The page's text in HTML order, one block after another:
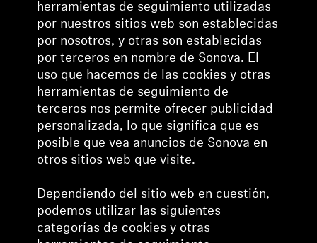
herramientas de seguimiento utilizadas
por nuestros sitios web son establecidas
por nosotros, y otras son establecidas
por terceros en nombre de Sonova. El
uso que hacemos de las cookies y otras
herramientas de seguimiento de
terceros nos permite ofrecer publicidad
personalizada, lo que significa que es
posible que vea anuncios de Sonova en
otros sitios web que visite.
Dependiendo del sitio web en cuestión,
podemos utilizar las siguientes
categorías de cookies y otras